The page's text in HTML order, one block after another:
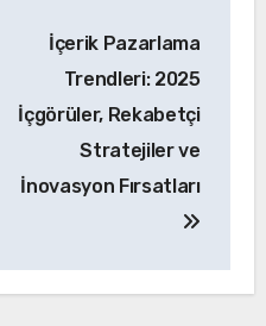
İçerik Pazarlama
Trendleri: 2025
İçgörüler, Rekabetçi
Stratejiler ve
İnovasyon Fırsatları